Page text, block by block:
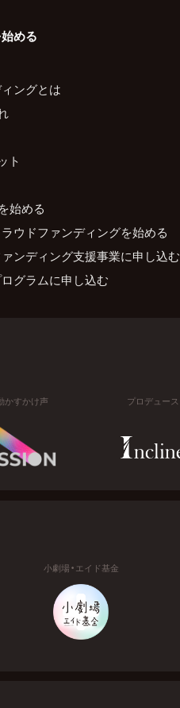
める
ングとは
ト
始める
ウドファンディングを始める
ンディング支援事業に申し込む
グラムに申し込む
かすかけ声 プロデュース
小劇場・エイド基金